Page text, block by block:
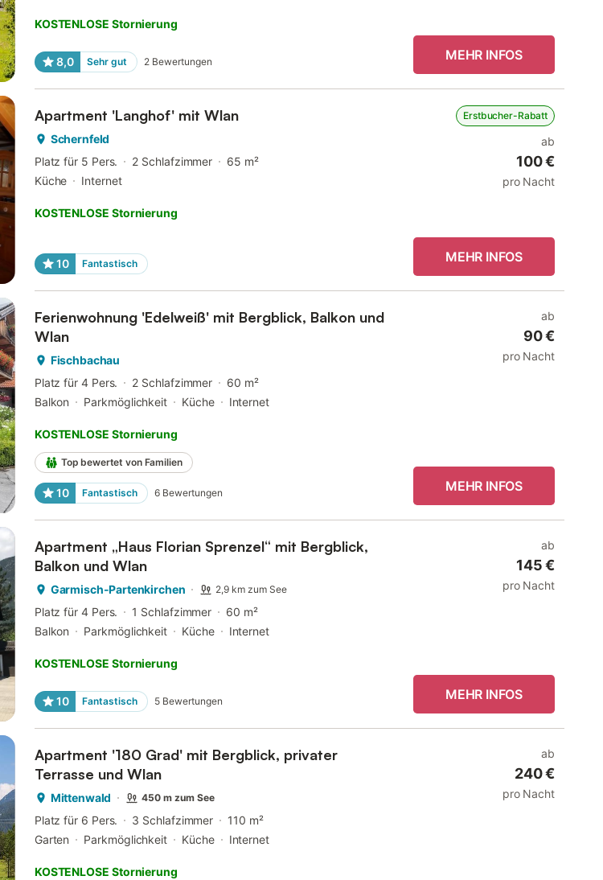
KOSTENLOSE Stornierung
8,0 Sehr gut 2 Bewertungen MEHR INFOS
Apartment 'Langhof' mit Wlan
Schernfeld
Platz für 5 Pers.
2 Schlafzimmer
65 m²
Küche
Internet
KOSTENLOSE Stornierung
10 Fantastisch
Erstbucher-Rabatt
ab
100 €
pro Nacht
MEHR INFOS
Ferienwohnung 'Edelweiß' mit Bergblick, Balkon und
Wlan
Fischbachau
Platz für 4 Pers.
2 Schlafzimmer
60 m²
Balkon
Parkmöglichkeit Küche Internet
KOSTENLOSE Stornierung
Top bewertet von Familien
10 Fantastisch 6 Bewertungen
ab
90 €
pro Nacht
MEHR INFOS
Apartment „Haus Florian Sprenzel“ mit Bergblick,
Balkon und Wlan
Garmisch-Partenkirchen 2,9 km zum See
Platz für 4 Pers. 1 Schlafzimmer
60 m²
Balkon
Parkmöglichkeit Küche Internet
KOSTENLOSE Stornierung
10 Fantastisch 5 Bewertungen
ab
145 €
pro Nacht
MEHR INFOS
Apartment '180 Grad' mit Bergblick, privater
Terrasse und Wlan
Mittenwald 450 m zum See
Platz für 6 Pers. 3 Schlafzimmer
110 m²
Garten
Parkmöglichkeit Küche Internet
KOSTENLOSE Stornierung
ab
240 €
pro Nacht